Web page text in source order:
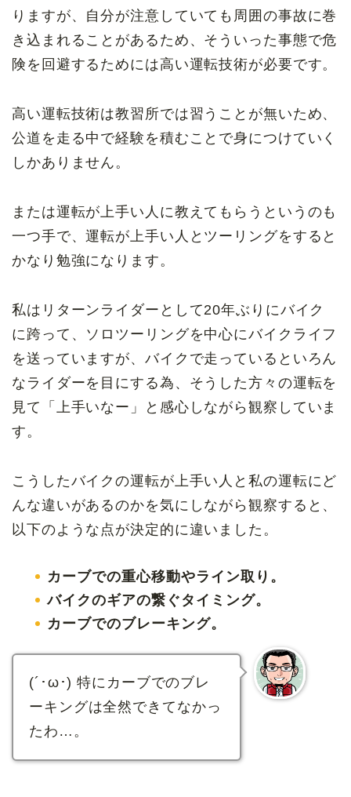
りますが、自分が注意していても周囲の事故に巻
き込まれることがあるため、そういった事態で危
険を回避するためには高い運転技術が必要です。
高い運転技術は教習所では習うことが無いため、
公道を走る中で経験を積むことで身につけていく
しかありません。
または運転が上手い人に教えてもらうというのも
一つ手で、運転が上手い人とツーリングをすると
かなり勉強になります。
私はリターンライダーとして20年ぶりにバイク
に跨って、ソロツーリングを中心にバイクライフ
を送っていますが、バイクで走っているといろん
なライダーを目にする為、そうした方々の運転を
見て「上手いなー」と感心しながら観察していま
す。
こうしたバイクの運転が上手い人と私の運転にど
んな違いがあるのかを気にしながら観察すると、
以下のような点が決定的に違いました。
カーブでの重心移動やライン取り。
バイクのギアの繋ぐタイミング。
カーブでのブレーキング。
(´･ω･) 特にカーブでのブレ
ーキングは全然できてなかっ
たわ…。